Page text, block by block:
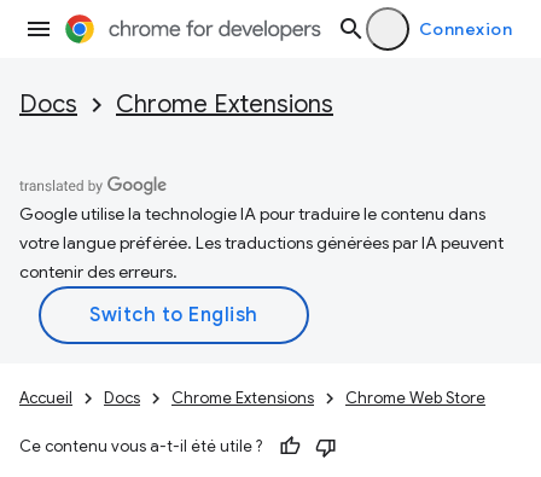
Connexion
Docs Chrome Extensions
Google utilise la technologie IA pour traduire le contenu dans
votre langue préférée. Les traductions générées par IA peuvent
contenir des erreurs.
Accueil Docs Chrome Extensions Chrome Web Store
Ce contenu vous a-t-il été utile ?